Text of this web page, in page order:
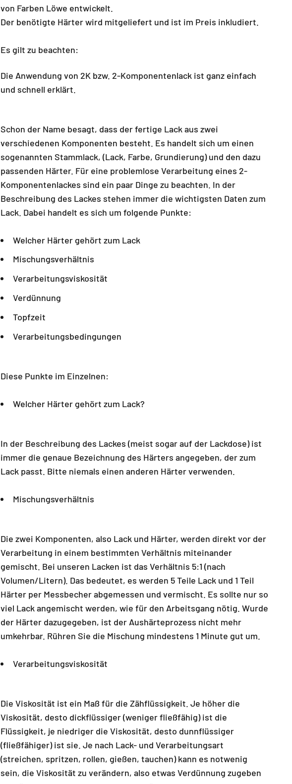
von Farben Löwe entwickelt.
Der benötigte Härter wird mitgeliefert und ist im Preis inkludiert.
Es gilt zu beachten:
Die Anwendung von 2K bzw. 2-Komponentenlack ist ganz einfach
und schnell erklärt.
Schon der Name besagt, dass der fertige Lack aus zwei
verschiedenen Komponenten besteht. Es handelt sich um einen
sogenannten Stammlack, (Lack, Farbe, Grundierung) und den dazu
passenden Härter. Für eine problemlose Verarbeitung eines 2-
Komponentenlackes sind ein paar Dinge zu beachten. In der
Beschreibung des Lackes stehen immer die wichtigsten Daten zum
Lack. Dabei handelt es sich um folgende Punkte:
Welcher Härter gehört zum Lack
Mischungsverhältnis
Verarbeitungsviskosität
Verdünnung
Topfzeit
Verarbeitungsbedingungen
Diese Punkte im Einzelnen:
Welcher Härter gehört zum Lack?
In der Beschreibung des Lackes (meist sogar auf der Lackdose) ist
immer die genaue Bezeichnung des Härters angegeben, der zum
Lack passt. Bitte niemals einen anderen Härter verwenden.
Mischungsverhältnis
Die zwei Komponenten, also Lack und Härter, werden direkt vor der
Verarbeitung in einem bestimmten Verhältnis miteinander
gemischt. Bei unseren Lacken ist das Verhältnis 5:1 (nach
Volumen/Litern). Das bedeutet, es werden 5 Teile Lack und 1 Teil
Härter per Messbecher abgemessen und vermischt. Es sollte nur so
viel Lack angemischt werden, wie für den Arbeitsgang nötig. Wurde
der Härter dazugegeben, ist der Aushärteprozess nicht mehr
umkehrbar. Rühren Sie die Mischung mindestens 1 Minute gut um.
Verarbeitungsviskosität
Die Viskosität ist ein Maß für die Zähflüssigkeit. Je höher die
Viskosität, desto dickflüssiger (weniger fließfähig) ist die
Flüssigkeit, je niedriger die Viskosität, desto dunnflüssiger
(fließfähiger) ist sie. Je nach Lack- und Verarbeitungsart
(streichen, spritzen, rollen, gießen, tauchen) kann es notwenig
sein, die Viskosität zu verändern, also etwas Verdünnung zugeben